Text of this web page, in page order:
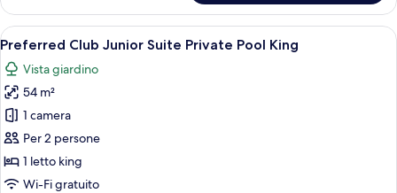
Club
Junior
Suite
Pool
Double
Apri
tutte
le
foto
per
Preferred
Club
Junior
Area piscina con due piscine
7
Preferred Club Junior Suite Private Pool King
Vista giardino
54 m²
1 camera
Per 2 persone
1 letto king
Wi-Fi gratuito